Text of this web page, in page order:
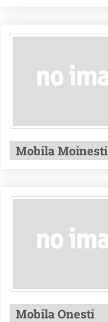
Mobila Moinesti
Mobila Onesti